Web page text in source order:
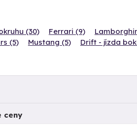
(30) Ferrari (9)
(5) Mustang (5)
Drift - jízda
ceny